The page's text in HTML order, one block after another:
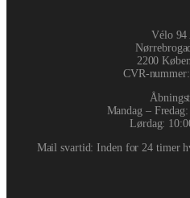
Vélo 94
2200
CVR-nummer:
Mandag –
Lørdag:
Mail svartid: Inden for 24 timer